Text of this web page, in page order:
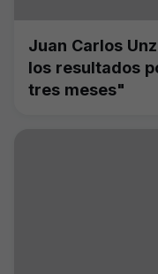
Juan Carlos
los resultados
tres meses"